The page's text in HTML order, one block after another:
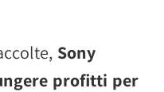
Sony
profitti per